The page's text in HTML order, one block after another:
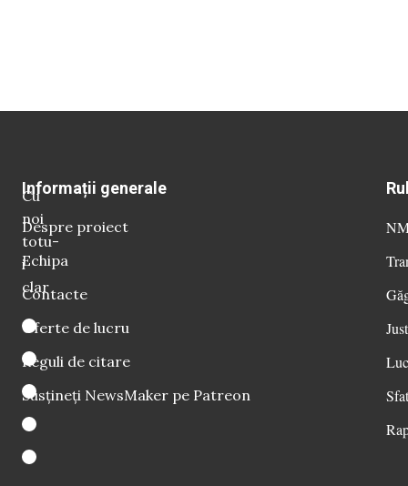
Cu
noi
totu-
i
clar
Informații generale
Despre proiect
Echipa
Contacte
Oferte de lucru
Reguli de citare
Susțineți NewsMaker pe Patreon